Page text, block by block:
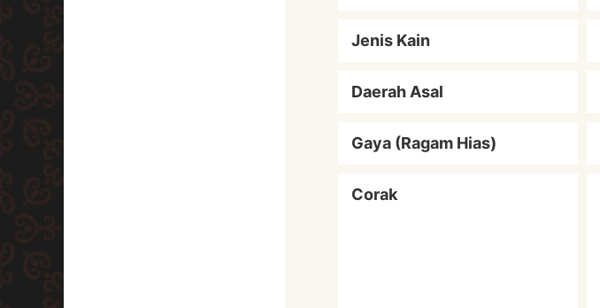
Jenis Kain
Daerah Asal
Gaya (Ragam Hias)
Corak